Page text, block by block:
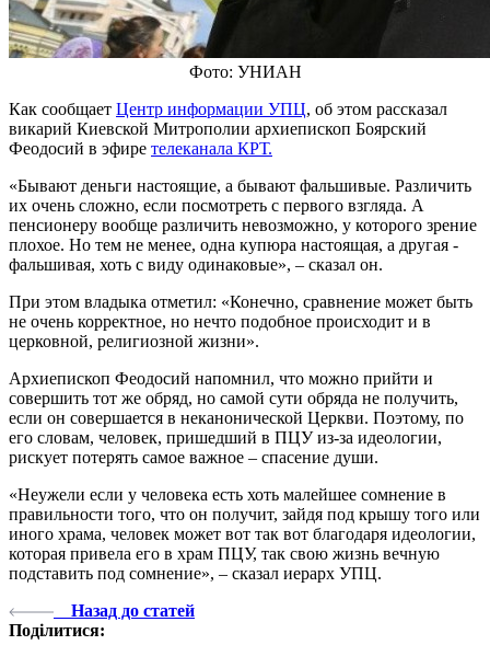
Фото: УНИАН
Как сообщает Центр информации УПЦ, об этом рассказал
викарий Киевской Митрополии архиепископ Боярский
Феодосий в эфире телеканала КРТ.
«Бывают деньги настоящие, а бывают фальшивые. Различить
их очень сложно, если посмотреть с первого взгляда. А
пенсионеру вообще различить невозможно, у которого зрение
плохое. Но тем не менее, одна купюра настоящая, а другая -
фальшивая, хоть с виду одинаковые», – сказал он.
При этом владыка отметил: «Конечно, сравнение может быть
не очень корректное, но нечто подобное происходит и в
церковной, религиозной жизни».
Архиепископ Феодосий напомнил, что можно прийти и
совершить тот же обряд, но самой сути обряда не получить,
если он совершается в неканонической Церкви. Поэтому, по
его словам, человек, пришедший в ПЦУ из-за идеологии,
рискует потерять самое важное – спасение души.
«Неужели если у человека есть хоть малейшее сомнение в
правильности того, что он получит, зайдя под крышу того или
иного храма, человек может вот так вот благодаря идеологии,
которая привела его в храм ПЦУ, так свою жизнь вечную
подставить под сомнение», – сказал иерарх УПЦ.
Назад до статей
Поділитися: